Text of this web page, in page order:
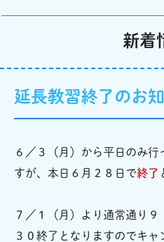
新着
延長教習終了のお
６／３（月）から平日のみ
すが、本日６月２８日で終了
７／１（月）より通常通り９
３０終了となりますのでキ